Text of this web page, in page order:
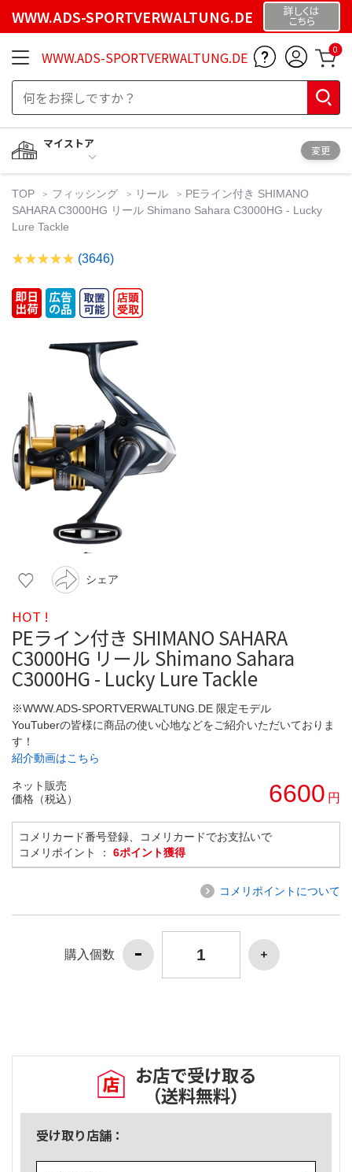
WWW.ADS-SPORTVERWALTUNG.DE 詳しくは
こちら
WWW.ADS-SPORTVERWALTUNG.DE 0
マイストア
変更
TOP フィッシング リール
PEライン付き SHIMANO
SAHARA C3000HG リール Shimano Sahara C3000HG - Lucky
Lure Tackle
(3646)
シェア
HOT !
PEライン付き SHIMANO SAHARA
C3000HG リール Shimano Sahara
C3000HG - Lucky Lure Tackle
※WWW.ADS-SPORTVERWALTUNG.DE 限定モデル
YouTuberの皆様に商品の使い心地などをご紹介いただいておりま
す！
紹介動画はこちら
ネット販売
価格（税込）
6600 円
コメリカード番号登録、コメリカードでお支払いで
コメリポイント ： 6ポイント獲得
コメリポイントについて
購入個数
お店で受け取る
（送料無料）
受け取り店舗：